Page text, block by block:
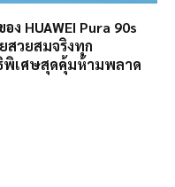
ง HUAWEI Pura 90s
สวยสมจริงทุก
พิเศษสุดคุ้มห้ามพลาด